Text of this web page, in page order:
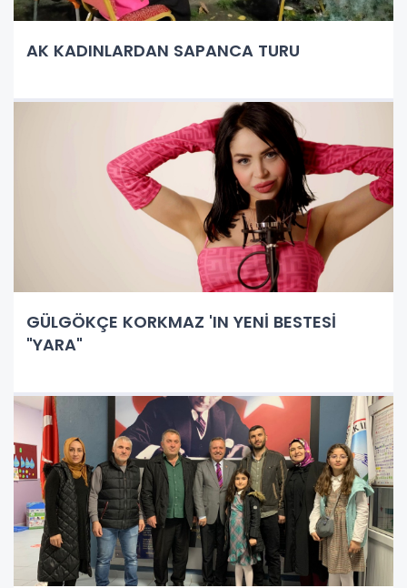
AK KADINLARDAN SAPANCA TURU
GÜLGÖKÇE KORKMAZ 'IN YENİ BESTESİ
"YARA"